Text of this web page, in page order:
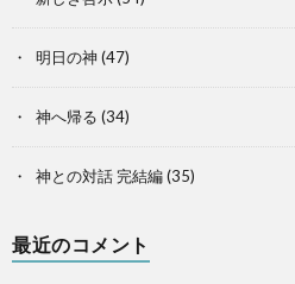
明日の神 (47)
神へ帰る (34)
神との対話 完結編(35)
最近のコメント